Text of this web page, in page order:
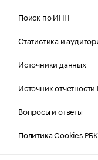
Поиск по ИНН
Статистика и
Источники данных
Источник
Вопросы и ответы
Политика Cookies РБК